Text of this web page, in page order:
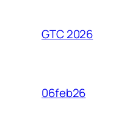
GTC 2026
06feb26